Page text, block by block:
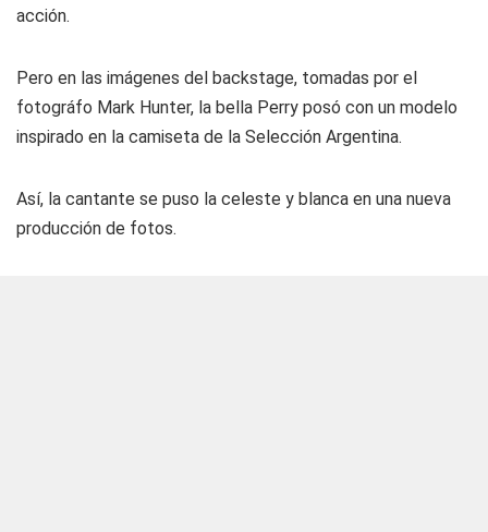
acción.
Pero en las imágenes del backstage, tomadas por el
fotográfo Mark Hunter, la bella Perry posó con un modelo
inspirado en la camiseta de la Selección Argentina.
Así, la cantante se puso la celeste y blanca en una nueva
producción de fotos.